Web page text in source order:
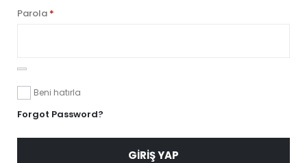
Parola *
Beni hatırla
Forgot Password?
GIRIŞ YAP